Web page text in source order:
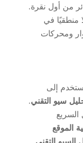
من أول نقرة.
منطقيًا في
ومحركات
إلى
سيو التقني.
الموقع